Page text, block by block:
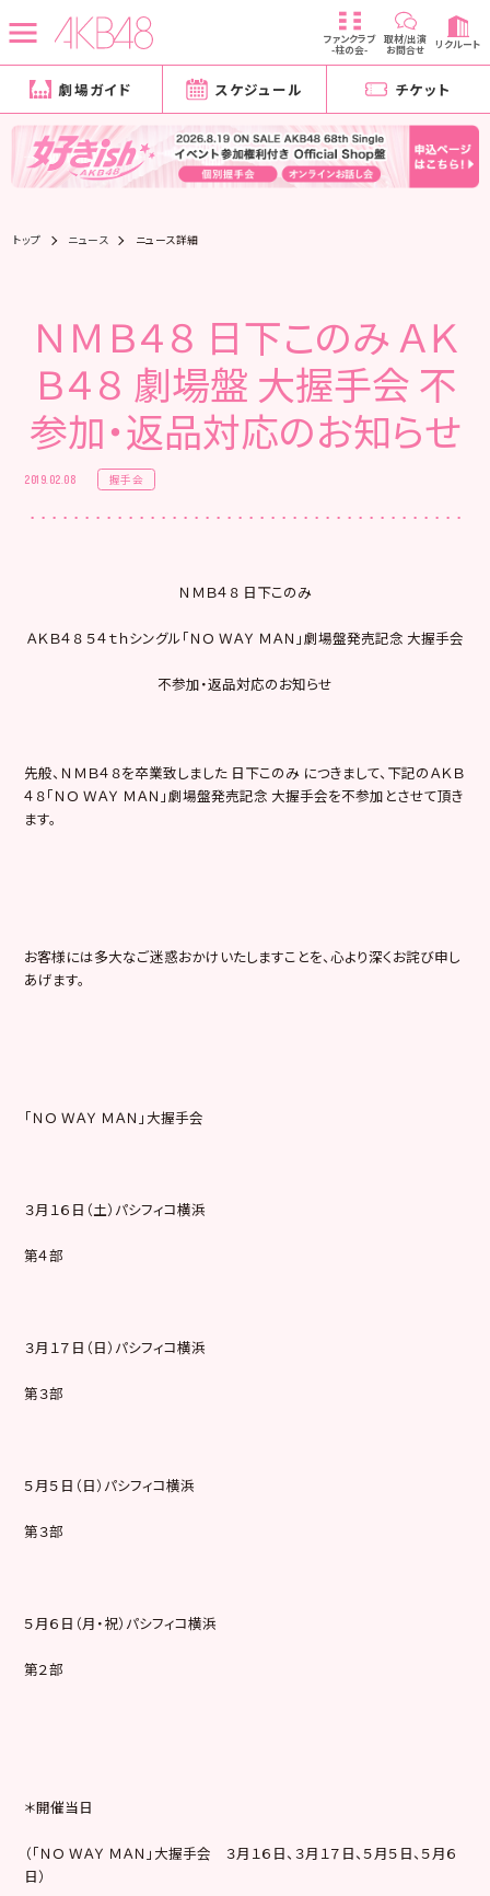
ファンクラブ
-柱の会-
取材/出演
お問合せ リクルート
劇場ガイド スケジュール チケット
トップ ニュース ニュース詳細
ＮＭＢ４８ 日下このみ ＡＫ
Ｂ４８ 劇場盤 大握手会 不
参加・返品対応のお知らせ
2019.02.08 握手会
ＮＭＢ４８ 日下このみ
ＡＫＢ４８ ５４ｔｈシングル「ＮＯ ＷＡＹ ＭＡＮ」劇場盤発売記念 大握手会
不参加・返品対応のお知らせ
先般、ＮＭＢ４８を卒業致しました 日下このみ につきまして、下記のＡＫＢ
４８「ＮＯ ＷＡＹ ＭＡＮ」劇場盤発売記念 大握手会を不参加とさせて頂き
ます。
お客様には多大なご迷惑おかけいたしますことを、心より深くお詫び申し
あげます。
「ＮＯ ＷＡＹ ＭＡＮ」大握手会
３月１６日（土）パシフィコ横浜
第４部
３月１７日（日）パシフィコ横浜
第３部
５月５日（日）パシフィコ横浜
第３部
５月６日（月・祝）パシフィコ横浜
第２部
＊開催当日
（「ＮＯ ＷＡＹ ＭＡＮ」大握手会 ３月１６日、３月１７日、５月５日、５月６
日）